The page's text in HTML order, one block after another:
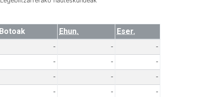
Botoak Ehun.
Eser.
- -
-
- -
-
- -
-
- -
-